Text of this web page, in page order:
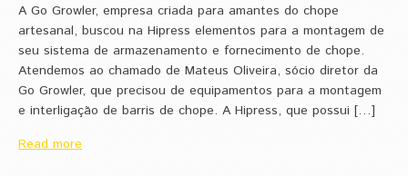
A Go Growler, empresa criada para amantes do chope
artesanal, buscou na Hipress elementos para a montagem de
seu sistema de armazenamento e fornecimento de chope.
Atendemos ao chamado de Mateus Oliveira, sócio diretor da
Go Growler, que precisou de equipamentos para a montagem
e interligação de barris de chope. A Hipress, que possui […]
Read more